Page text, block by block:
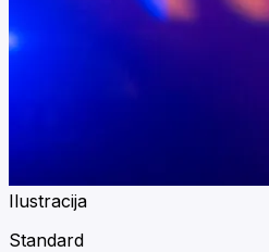
Ilustracija
Standard